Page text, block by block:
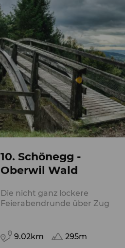
10. Schönegg -
Oberwil Wald
Die nicht ganz lockere
Feierabendrunde über Zug
9.02km 295m